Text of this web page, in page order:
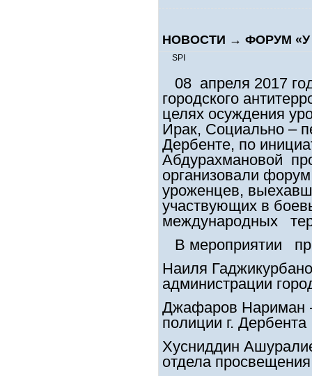
НОВОСТИ → ФОРУМ
SPI
08 апреля 2017
городского
целях осуждения
Ирак, Социально –
Дербенте, по
Абдурахмановой
организовали
уроженцев,
участвующих в
международных
В мероприятии
Наиля
администрации
Джафаров Нариман
полиции г. Дербента
Хусниддин
отдела